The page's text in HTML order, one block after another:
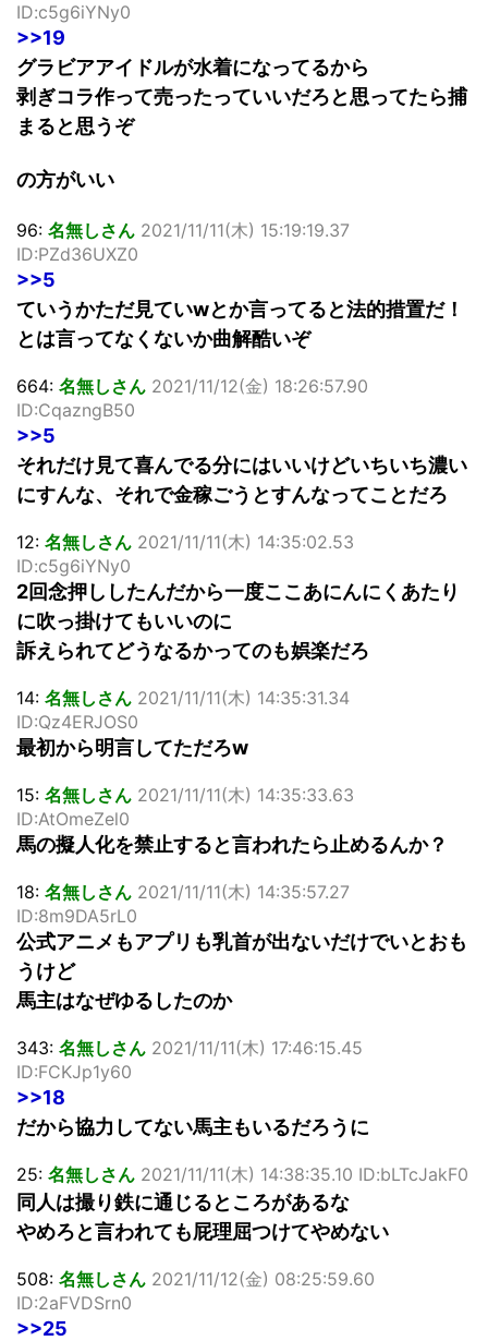
ID:c5g6iYNy0
>>19
グラビアアイドルが水着になってるから
剥ぎコラ作って売ったっていいだろと思ってたら捕
まると思うぞ
の方がいい
96: 名無しさん 2021/11/11(木) 15:19:19.37
ID:PZd36UXZ0
>>5
ていうかただ見ていwとか言ってると法的措置だ！
とは言ってなくないか曲解酷いぞ
664: 名無しさん 2021/11/12(金) 18:26:57.90
ID:CqazngB50
>>5
それだけ見て喜んでる分にはいいけどいちいち濃い
にすんな、それで金稼ごうとすんなってことだろ
12: 名無しさん 2021/11/11(木) 14:35:02.53
ID:c5g6iYNy0
2回念押ししたんだから一度ここあにんにくあたり
に吹っ掛けてもいいのに
訴えられてどうなるかってのも娯楽だろ
14: 名無しさん 2021/11/11(木) 14:35:31.34
ID:Qz4ERJOS0
最初から明言してただろw
15: 名無しさん 2021/11/11(木) 14:35:33.63
ID:AtOmeZel0
馬の擬人化を禁止すると言われたら止めるんか？
18: 名無しさん 2021/11/11(木) 14:35:57.27
ID:8m9DA5rL0
公式アニメもアプリも乳首が出ないだけでいとおも
うけど
馬主はなぜゆるしたのか
343: 名無しさん 2021/11/11(木) 17:46:15.45
ID:FCKJp1y60
>>18
だから協力してない馬主もいるだろうに
25: 名無しさん 2021/11/11(木) 14:38:35.10 ID:bLTcJakF0
同人は撮り鉄に通じるところがあるな
やめろと言われても屁理屈つけてやめない
508: 名無しさん 2021/11/12(金) 08:25:59.60
ID:2aFVDSrn0
>>25